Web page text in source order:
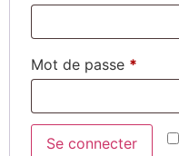
Mot de passe *
Se connecter